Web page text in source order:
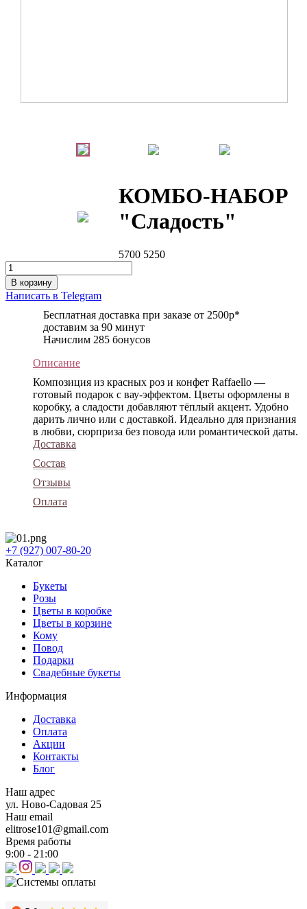
КОМБО-НАБОР
"Сладость"
5700 5250
В корзину
Написать в Telegram
Бесплатная доставка при заказе от 2500р*
доставим за 90 минут
Начислим 285 бонусов
Описание
Композиция из красных роз и конфет Raffaello —
готовый подарок с вау-эффектом. Цветы оформлены в
коробку, а сладости добавляют тёплый акцент. Удобно
дарить лично или с доставкой. Идеально для признания
в любви, сюрприза без повода или романтической даты.
Доставка
Состав
Отзывы
Оплата
+7 (927) 007-80-20
Каталог
Букеты
Розы
Цветы в коробке
Цветы в корзине
Кому
Повод
Подарки
Свадебные букеты
Информация
Доставка
Оплата
Акции
Контакты
Блог
Наш адрес
ул. Ново-Садовая 25
Наш email
elitrose101@gmail.com
Время работы
9:00 - 21:00